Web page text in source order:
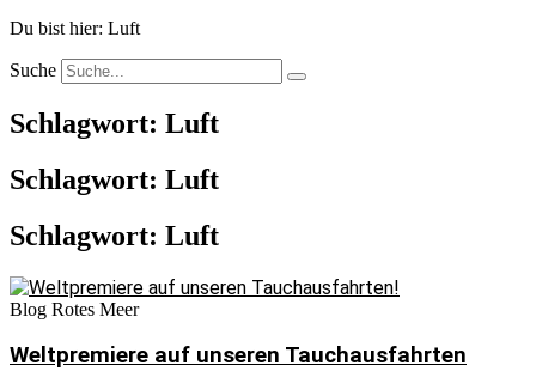
Du bist hier: Luft
Suche
Schlagwort: Luft
Schlagwort: Luft
Schlagwort: Luft
Blog Rotes Meer
Weltpremiere auf unseren Tauchausfahrten